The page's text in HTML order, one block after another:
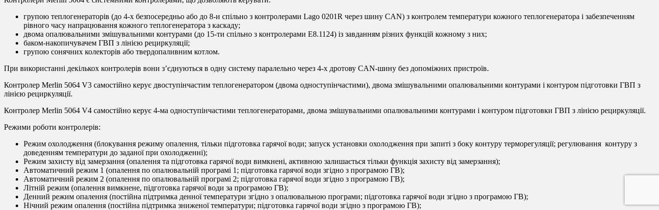
групою теплогенераторів (до 4-х безпосередньо або до 8-и спільно з контролерами Lago 0201R через шину CAN) з контролем температури кожного теплогенератора і забезпеченням
рівного часу напрацювання кожного теплогенератора з каскаду;
двома опалювальними змішувальними контурами (до 15-ти спільно з контролерами Е8.1124) із завданням різних функцій кожному з них;
баком-накопичувачем ГВП з лінією рециркуляції;
групою сонячних колекторів або твердопаливним котлом.
При використанні декількох контролерів вони з’єднуються в одну систему паралельно через 4-х дротову CAN-шину без допоміжних пристроїв.
Контролер Merlin 5064 V3 самостійно керує двоступінчастим теплогенератором (двома одноступінчастими), двома змішувальними опалювальними контурами і контуром підготовки ГВП з
лінією рециркуляції.
Контролер Merlin 5064 V4 самостійно керує 4-ма одноступінчастими теплогенераторами, двома змішувальними опалювальними контурами і контуром підготовки ГВП з лінією рециркуляції.
Режими роботи контролерів:
Режим охолодження (блокування режиму опалення, тільки підготовка гарячої води; запуск установки охолодження при запиті з боку контуру терморегуляції; регулювання контуру з
доведенням температури до заданої при охолодженні);
Режим захисту від замерзання (опалення та підготовка гарячої води вимкнені, активною залишається тільки функція захисту від замерзання);
Автоматичний режим 1 (опалення по опалювальній програмі 1; підготовка гарячої води згідно з програмою ГВ);
Автоматичний режим 2 (опалення по опалювальній програмі 2; підготовка гарячої води згідно з програмою ГВ);
Літній режим (опалення вимкнене, підготовка гарячої води за програмою ГВ);
Денний режим опалення (постійна підтримка денної температури згідно з опалювальною програми; підготовка гарячої води згідно з програмою ГВ);
Нічний режим опалення (постійна підтримка зниженої температури; підготовка гарячої води згідно з програмою ГВ);